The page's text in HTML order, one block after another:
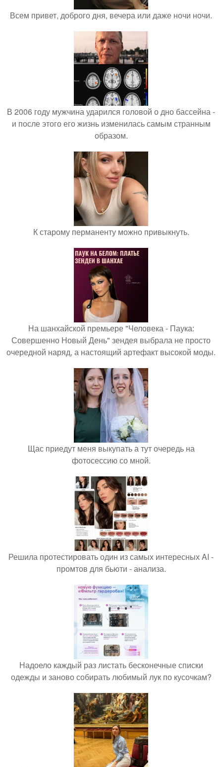
Всем привет, доброго дня, вечера или даже ночи ночи.
В 2006 году мужчина ударился головой о дно бассейна -
и после этого его жизнь изменилась самым странным
образом.
К старому перманенту можно привыкнуть.
На шанхайской премьере "Человека - Паука:
Совершенно Новый День" зендея выбрала не просто
очередной наряд, а настоящий артефакт высокой моды.
Щас приедут меня выкупать а тут очередь на
фотосессию со мной.
Решила протестировать один из самых интересных AI -
промтов для бьюти - анализа.
Надоело каждый раз листать бесконечные списки
одежды и заново собирать любимый лук по кусочкам?